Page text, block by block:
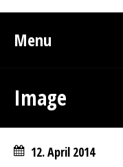
Menu
Image
12. April 2014